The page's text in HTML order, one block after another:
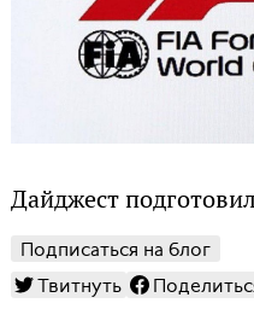
Дайджест подготовил
Подписаться на блог
Твитнуть